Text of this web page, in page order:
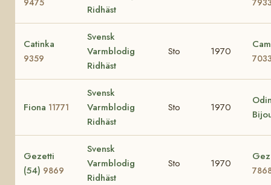
Ridhäst
Catinka
9359
Svensk
Varmblodig
Ridhäst
Sto 1970
Fiona 11771
Svensk
Varmblodig
Ridhäst
Sto 1970
Gezetti
(54) 9869
Svensk
Varmblodig
Ridhäst
Sto 1970